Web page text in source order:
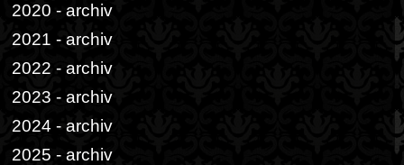
2020 - archiv
2021 - archiv
2022 - archiv
2023 - archiv
2024 - archiv
2025 - archiv